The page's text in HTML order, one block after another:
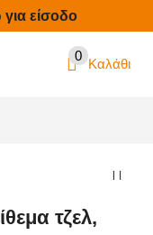
είσοδο
0
Καλάθι
τζελ,